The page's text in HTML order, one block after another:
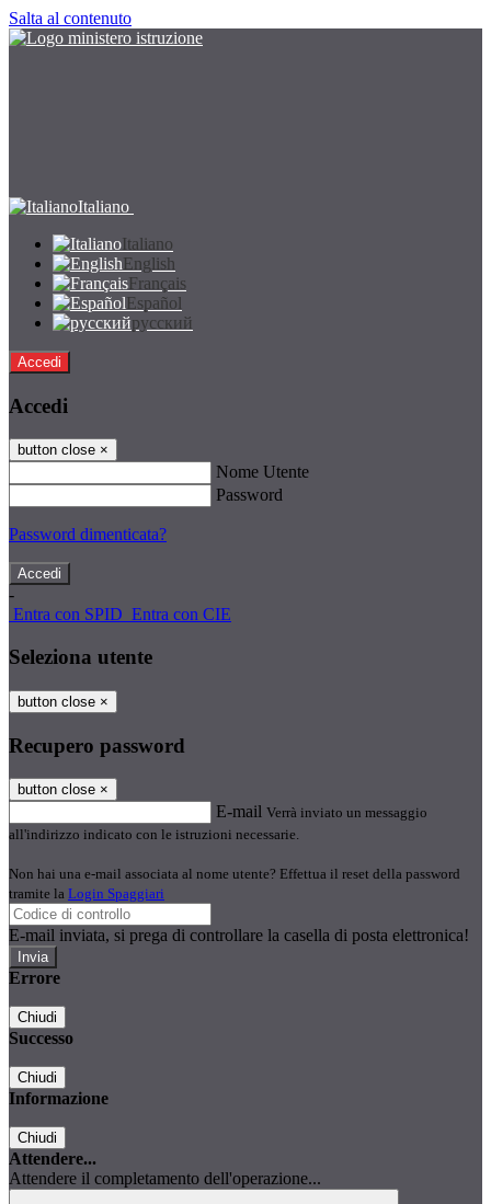
Salta al contenuto
Italiano
Italiano
English
Français
Español
русский
Accedi
Accedi
button close ×
Nome Utente
Password
Password dimenticata?
-
Entra con SPID Entra con CIE
Seleziona utente
button close ×
Recupero password
button close ×
E-mail Verrà inviato un messaggio
all'indirizzo indicato con le istruzioni necessarie.
Non hai una e-mail associata al nome utente? Effettua il reset della password
tramite la Login Spaggiari
E-mail inviata, si prega di controllare la casella di posta elettronica!
Errore
Chiudi
Successo
Chiudi
Informazione
Chiudi
Attendere...
Attendere il completamento dell'operazione...